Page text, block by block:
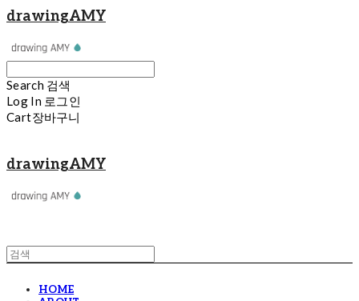
drawingAMY
Search 검색
Log In 로그인
Cart장바구니
drawingAMY
HOME